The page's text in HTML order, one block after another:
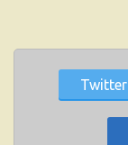
Twitter